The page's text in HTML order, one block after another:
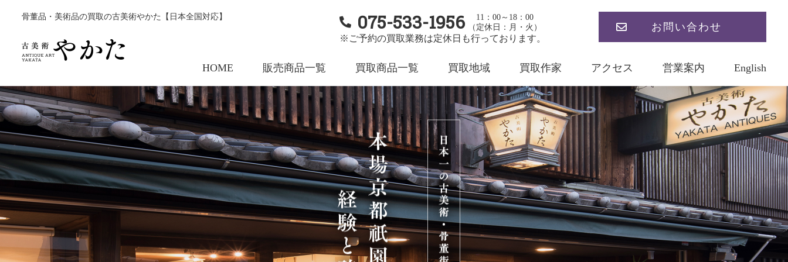
骨董品・美術品の買取の古美術やかた【日本全国対応】 075-533-1956
11：00～18：00
（定休日：月・火）
※ご予約の買取業務は定休日も行っております。
お問い合わせ
HOME 販売商品一覧 買取商品一覧 買取地域 買取作家 アクセス 営業案内 English